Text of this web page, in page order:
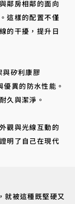
鄰房相鄰的面向
這樣的配置不僅
的干擾，提升日
矽利康膠
異的防水性能。
久與潔淨。
觀與光線互動的
明了自己在現代
被這種既堅硬又